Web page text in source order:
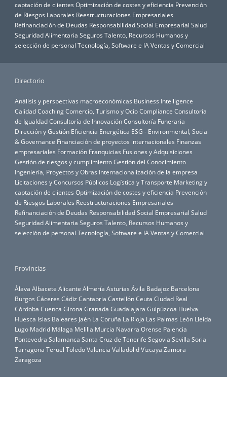
captación de clientes Optimización de costes y eficiencia Prevención
de Riesgos Laborales Reestructuraciones Empresariales
Refinanciación de Deudas Responsabilidad Social Empresarial Salud
Seguridad Alimentaria Seguros Talento, Recursos Humanos y
selección de personal Tecnología, Software e IA Ventas y Comercial
Directorio
Análisis y perspectivas macroeconómicas Business Intelligence
CalidadCoachingComercio, Turismo y OcioCompliance Consultoría
de IgualdadConsultoría de InnovaciónConsultoría Funeraria
Dirección y Gestión Eficiencia Energética ESG - Environmental, Social
& Governance Financiación de proyectos internacionales Finanzas
empresariales Formación Franquicias Fusiones y Adquisiciones
Gestión de riesgos y cumplimientoGestión del Conocimiento
Ingeniería, Proyectos y Obras Internacionalización de la empresa
Licitaciones y Concursos Públicos Logística y Transporte Marketing y
captación de clientes Optimización de costes y eficiencia Prevención
de Riesgos Laborales Reestructuraciones Empresariales
Refinanciación de Deudas Responsabilidad Social Empresarial Salud
Seguridad Alimentaria Seguros Talento, Recursos Humanos y
selección de personal Tecnología, Software e IA Ventas y Comercial
Provincias
Álava Albacete Alicante Almería Asturias Ávila Badajoz Barcelona
Burgos Cáceres Cádiz Cantabria CastellónCeuta Ciudad Real
Córdoba Cuenca Girona Granada Guadalajara Guipúzcoa Huelva
Huesca Islas Baleares Jaén La Coruña La Rioja Las Palmas León Lleida
Lugo Madrid Málaga Melilla Murcia Navarra Orense Palencia
Pontevedra Salamanca Santa Cruz de Tenerife Segovia Sevilla Soria
Tarragona Teruel ToledoValencia ValladolidVizcaya Zamora
Zaragoza